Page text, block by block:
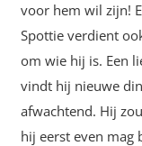
voor hem wil zijn!
Spottie verdient
om wie hij is. Een
vindt hij nieuwe
afwachtend. Hij
hij eerst even mag